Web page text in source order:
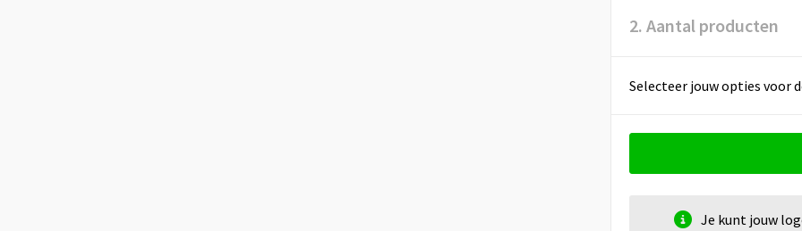
2. Aantal producten
Selecteer jouw opties voor
Je kunt jouw